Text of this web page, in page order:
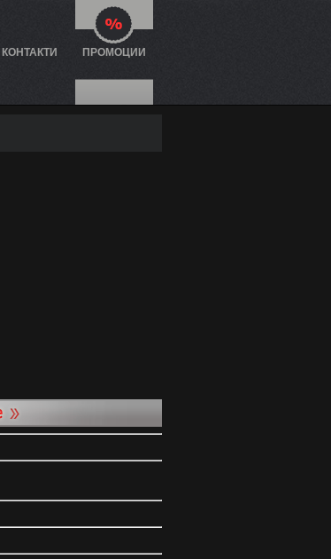
КОНТАКТИ ПРОМОЦИИ